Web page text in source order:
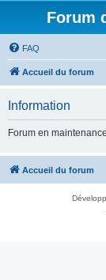
Forum
FAQ
Accueil du forum
Information
Forum en maintenance
Accueil du forum